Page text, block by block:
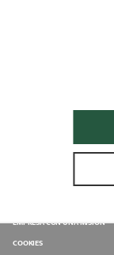
EMPRESA CON UNA MISIÓN
COOKIES